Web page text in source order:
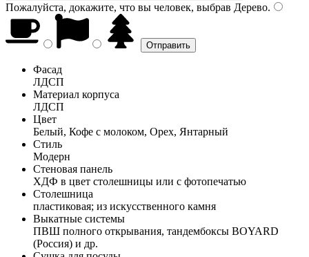
Пожалуйста, докажите, что вы человек, выбрав Дерево.
Фасад
ЛДСП
Материал корпуса
ЛДСП
Цвет
Белый, Кофе с молоком, Орех, Янтарный
Стиль
Модерн
Стеновая панель
ХДФ в цвет столешницы или с фотопечатью
Столешница
пластиковая; из искусственного камня
Выкатные системы
ПВШ полного открывания, тандембоксы BOYARD
(Россия) и др.